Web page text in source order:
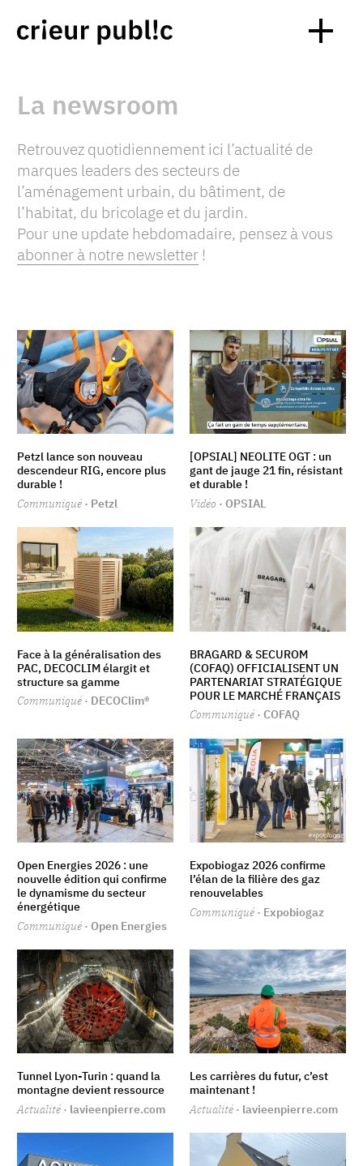
La newsroom
Retrouvez quotidiennement ici l’actualité de
marques leaders des secteurs de
l’aménagement urbain, du bâtiment, de
l’habitat, du bricolage et du jardin.
Pour une update hebdomadaire, pensez à vous
abonner à notre newsletter !
Petzl lance son nouveau
descendeur RIG, encore plus
durable !
Communiqué · Petzl
[OPSIAL] NEOLITE OGT : un
gant de jauge 21 fin, résistant
et durable !
Vidéo · OPSIAL
Face à la généralisation des
PAC, DECOCLIM élargit et
structure sa gamme
Communiqué · DECOClim®
BRAGARD & SECUROM
(COFAQ) OFFICIALISENT UN
PARTENARIAT STRATÉGIQUE
POUR LE MARCHÉ FRANÇAIS
Communiqué · COFAQ
Open Energies 2026 : une
nouvelle édition qui confirme
le dynamisme du secteur
énergétique
Communiqué · Open Energies
Expobiogaz 2026 confirme
l’élan de la filière des gaz
renouvelables
Communiqué · Expobiogaz
Tunnel Lyon-Turin : quand la
montagne devient ressource
Actualité · lavieenpierre.com
Les carrières du futur, c’est
maintenant !
Actualité · lavieenpierre.com